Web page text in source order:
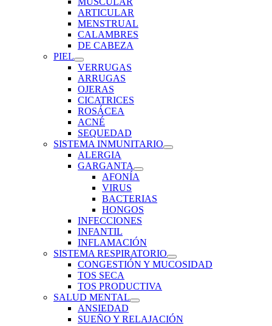
ARTICULAR
MENSTRUAL
CALAMBRES
DE CABEZA
PIEL
VERRUGAS
ARRUGAS
OJERAS
CICATRICES
ROSÁCEA
ACNÉ
SEQUEDAD
SISTEMA INMUNITARIO
ALERGIA
GARGANTA
AFONÍA
VIRUS
BACTERIAS
HONGOS
INFECCIONES
INFANTIL
INFLAMACIÓN
SISTEMA RESPIRATORIO
CONGESTIÓN Y MUCOSIDAD
TOS SECA
TOS PRODUCTIVA
SALUD MENTAL
ANSIEDAD
SUEÑO Y RELAJACIÓN